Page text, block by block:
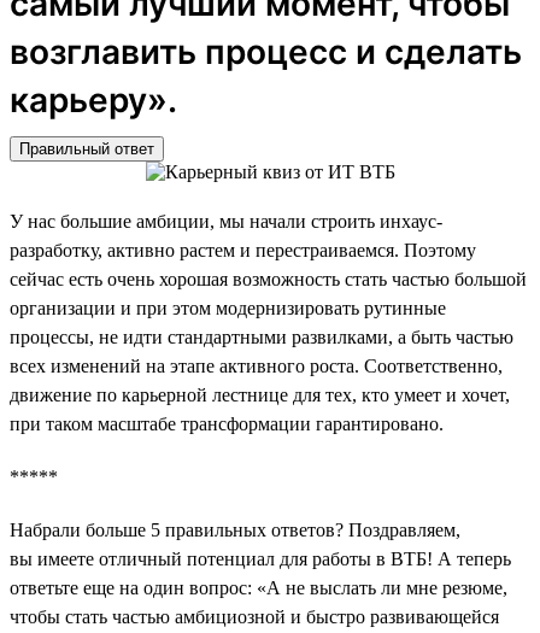
возглавить процесс и сделать
карьеру».
Правильный ответ
У нас большие амбиции, мы начали строить инхаус-
разработку, активно растем и перестраиваемся. Поэтому
сейчас есть очень хорошая возможность стать частью большой
организации и при этом модернизировать рутинные
процессы, не идти стандартными развилками, а быть частью
всех изменений на этапе активного роста. Соответственно,
движение по карьерной лестнице для тех, кто умеет и хочет,
при таком масштабе трансформации гарантировано.
*****
Набрали больше 5 правильных ответов? Поздравляем,
вы имеете отличный потенциал для работы в ВТБ! А теперь
ответьте еще на один вопрос: «А не выслать ли мне резюме,
чтобы стать частью амбициозной и быстро развивающейся